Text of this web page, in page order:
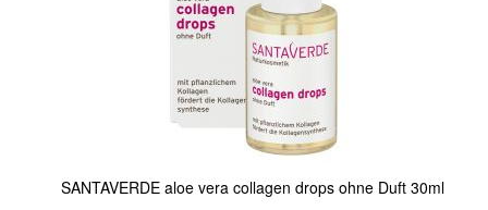
SANTAVERDE aloe vera collagen drops ohne Duft 30ml